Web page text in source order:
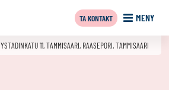
MENY
TA KONTAKT
YSTADINKATU 11, TAMMISAARI, RAASEPORI, TAMMISAARI